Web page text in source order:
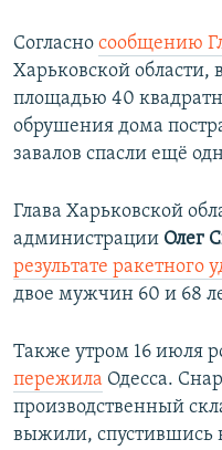
Согласно сообщению
Харьковской области,
площадью 40
обрушения дома
завалов спасли ещё
Глава Харьковской
администрации Олег
результате ракетного
двое мужчин 60 и 68
Также утром 16 июля
пережила Одесса.
производственный
выжили, спустившись